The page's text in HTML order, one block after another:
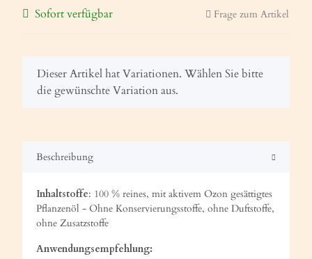
Sofort verfügbar Frage zum Artikel
x
Dieser Artikel hat Variationen. Wählen Sie bitte
die gewünschte Variation aus.
Beschreibung
Inhaltstoffe: 100 % reines, mit aktivem Ozon gesättigtes
Pflanzenöl - Ohne Konservierungsstoffe, ohne Duftstoffe,
ohne Zusatzstoffe
Anwendungsempfehlung: